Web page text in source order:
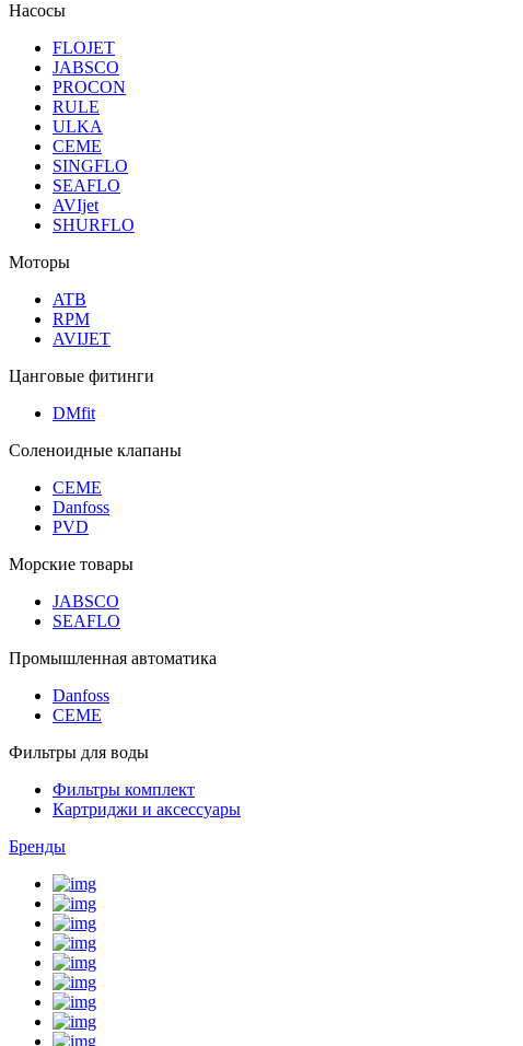
Насосы
FLOJET
JABSCO
PROCON
RULE
ULKA
CEME
SINGFLO
SEAFLO
AVIjet
SHURFLO
Моторы
ATB
RPM
AVIJET
Цанговые фитинги
DMfit
Соленоидные клапаны
CEME
Danfoss
PVD
Морские товары
JABSCO
SEAFLO
Промышленная автоматика
Danfoss
CEME
Фильтры для воды
Фильтры комплект
Картриджи и аксессуары
Бренды